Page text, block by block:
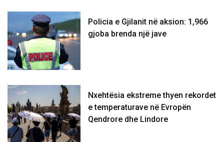
Policia e Gjilanit në aksion: 1,966
gjoba brenda një jave
Nxehtësia ekstreme thyen rekordet
e temperaturave në Evropën
Qendrore dhe Lindore